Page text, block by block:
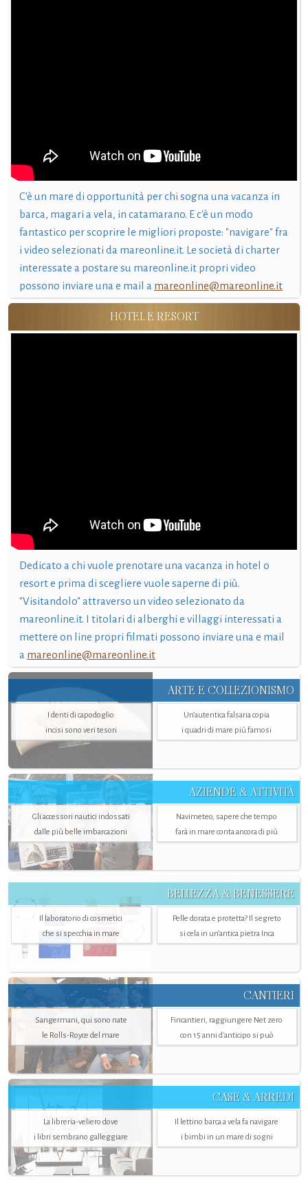
C'è un mare di opportunità per chi sogna una vacanza in
barca, magari a vela, in catamarano. E c'è un modo
fantastico per scoprire le migliori proposte: "navigare" fra
i video selezionati da mareonline.it. Le società di charter
interessate a postare su mareonline.it propri video
possono inviare una e mail a mareonline@mareonline.it
HOTEL E RESORT
Dedicato a chi vuole prenotare una vacanza in hotel o
resort e prima di scegliere vuole saperne di più.
"Visitandolo" attraverso un video selezionato da
mareonline.it. I titolari di alberghi e villaggi interessati a
mettere on line propri filmati possono inviare una e mail
a mareonline@mareonline.it
ARTE E COLLEZIONISMO
I denti di capodoglio
incisi sono veri tesori
Un’autentica falsaria copia
i quadri di mare più famosi
AZIENDE & ATTIVITÀ
Gli accessori nautici indossati
dalle più belle imbarcazioni
Navimeteo, sapere che tempo
farà in mare conta ancora di più
BELLEZZA & BENESSERE
Il laboratorio di cosmetici
che si specchia in mare
Pelle dorata e protetta? Il segreto
si cela in un’antica pietra Inca
CANTIERI
Sangermani, qui sono nate
le Rolls-Royce del mare
Fincantieri, raggiungere Net zero
con 15 anni d'anticipo si può
CASE & ARREDI
La libreria-veliero dove
i libri sembrano galleggiare
Il lettino barca a vela fa navigare
i bimbi in un mare di sogni